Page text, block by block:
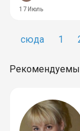
17 Июль
сюда 1